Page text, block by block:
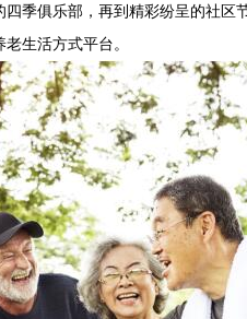
季俱乐部，再到精彩纷呈的社区
生活方式平台。